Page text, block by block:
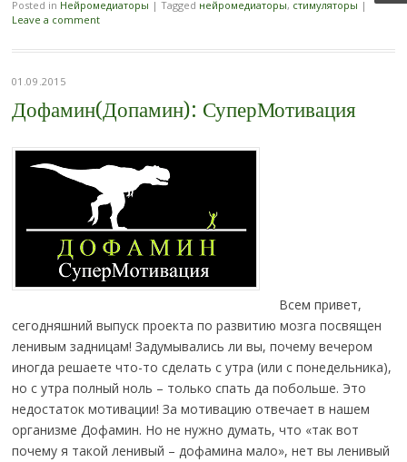
Posted in Нейромедиаторы | Tagged нейромедиаторы, стимуляторы |
Leave a comment
01.09.2015
Дофамин(Допамин): СуперМотивация
Всем привет,
сегодняшний выпуск проекта по развитию мозга посвящен
ленивым задницам! Задумывались ли вы, почему вечером
иногда решаете что-то сделать с утра (или с понедельника),
но с утра полный ноль – только спать да побольше. Это
недостаток мотивации! За мотивацию отвечает в нашем
организме Дофамин. Но не нужно думать, что «так вот
почему я такой ленивый – дофамина мало», нет вы ленивый